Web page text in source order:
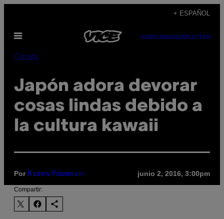
contenido
+ ESPAÑOL
Abrir
SUBSCRIBENEWSLETTER
Comida
Japón adora devorar
cosas lindas debido a
la cultura kawaii
Por Karen Yossman junio 2, 2016, 3:00pm
Compartir: